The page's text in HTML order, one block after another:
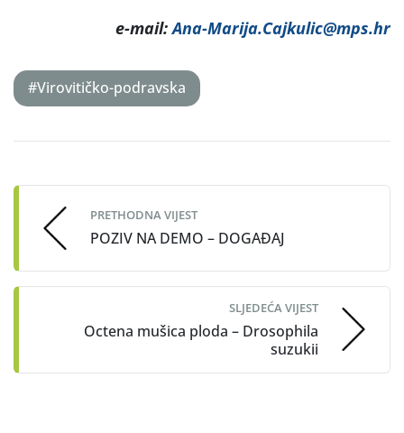
e-mail:Ana-Marija.Cajkulic@mps.hr
#Virovitičko-podravska
navigation
PRETHODNA VIJEST
POZIV NA DEMO – DOGAĐAJ
SLJEDEĆA VIJEST
Octena mušica ploda – Drosophila
suzukii